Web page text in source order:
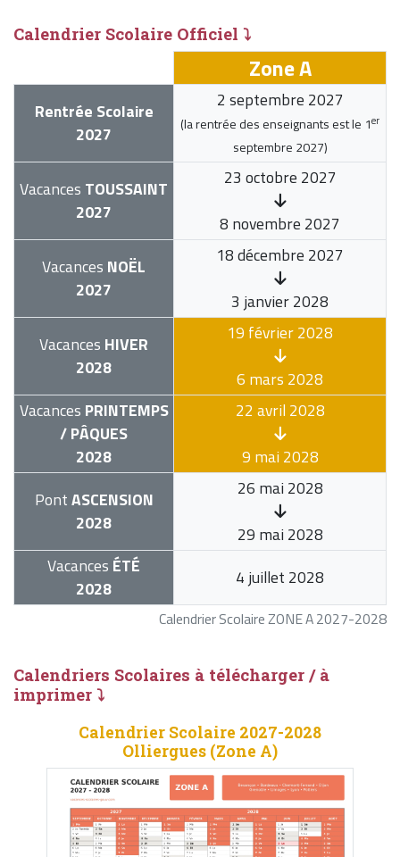
Calendrier Scolaire Officiel ⤵
Calendrier Scolaire ZONE A 2027-2028
Zone A
Rentrée Scolaire
2027
2 septembre 2027
(la rentrée des enseignants est le 1er
septembre 2027)
Vacances TOUSSAINT
2027
23 octobre 2027
8 novembre 2027
Vacances NOËL
2027
18 décembre 2027
3 janvier 2028
Vacances HIVER
2028
19 février 2028
6 mars 2028
Vacances PRINTEMPS
/ PÂQUES
2028
22 avril 2028
9 mai 2028
PontASCENSION
2028
26 mai 2028
29 mai 2028
Vacances ÉTÉ
2028
4 juillet 2028
Calendriers Scolaires à télécharger / à
imprimer ⤵
Calendrier Scolaire 2027-2028
Olliergues (Zone A)